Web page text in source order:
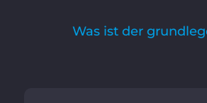
Was ist der